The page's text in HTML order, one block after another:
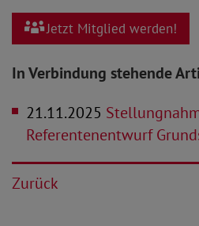
Jetzt Mitglied werden!
In Verbindung stehende
21.11.2025
Referentenentwurf
Zurück